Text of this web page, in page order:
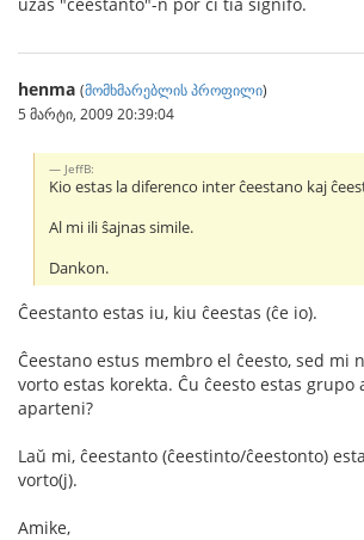
henma (მომხმარებლის პროფილი)
5 მარტი, 2009 20:39:04
JeffB:
Kio estas la diferenco inter ĉeestano kaj
Al mi ili ŝajnas simile.
Dankon.
Ĉeestanto estas iu, kiu ĉeestas (ĉe io).
Ĉeestano estus membro el ĉeesto, sed mi
vorto estas korekta. Ĉu ĉeesto estas grupo
aparteni?
Laŭ mi, ĉeestanto (ĉeestinto/ĉeestonto)
vorto(j).
Amike,